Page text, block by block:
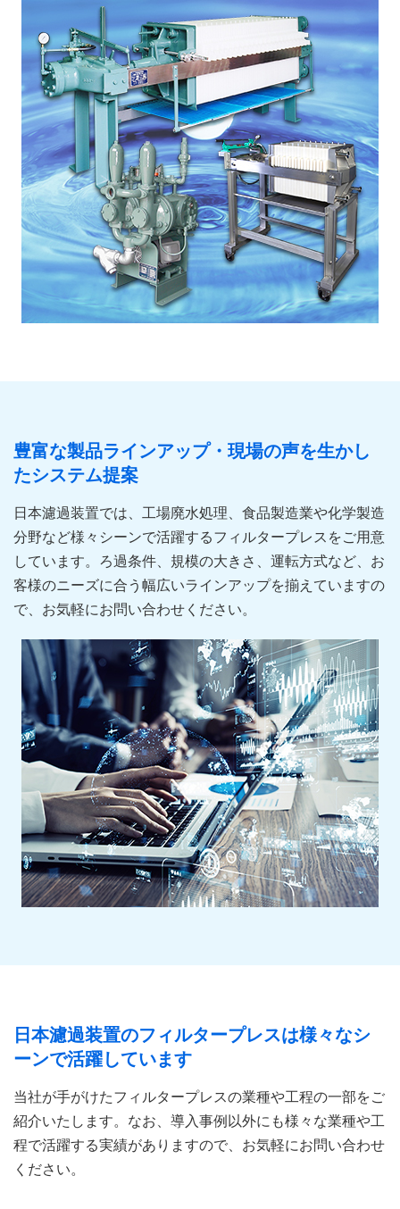
豊富な製品ラインアップ・現場の声を生かし
たシステム提案
日本濾過装置では、工場廃水処理、食品製造業や化学製造
分野など様々シーンで活躍するフィルタープレスをご用意
しています。ろ過条件、規模の大きさ、運転方式など、お
客様のニーズに合う幅広いラインアップを揃えていますの
で、お気軽にお問い合わせください。
日本濾過装置のフィルタープレスは様々なシ
ーンで活躍しています
当社が手がけたフィルタープレスの業種や工程の一部をご
紹介いたします。なお、導入事例以外にも様々な業種や工
程で活躍する実績がありますので、お気軽にお問い合わせ
ください。